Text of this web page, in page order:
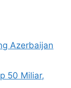
Azerbaijan
50 Miliar,